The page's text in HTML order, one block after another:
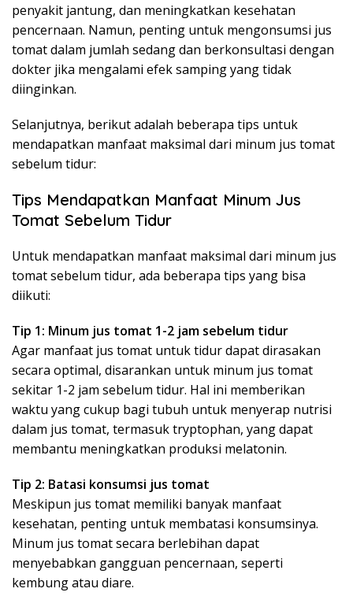
penyakit jantung, dan meningkatkan kesehatan
pencernaan. Namun, penting untuk mengonsumsi jus
tomat dalam jumlah sedang dan berkonsultasi dengan
dokter jika mengalami efek samping yang tidak
diinginkan.
Selanjutnya, berikut adalah beberapa tips untuk
mendapatkan manfaat maksimal dari minum jus tomat
sebelum tidur:
Tips Mendapatkan Manfaat Minum Jus
Tomat Sebelum Tidur
Untuk mendapatkan manfaat maksimal dari minum jus
tomat sebelum tidur, ada beberapa tips yang bisa
diikuti:
Tip 1: Minum jus tomat 1-2 jam sebelum tidur
Agar manfaat jus tomat untuk tidur dapat dirasakan
secara optimal, disarankan untuk minum jus tomat
sekitar 1-2 jam sebelum tidur. Hal ini memberikan
waktu yang cukup bagi tubuh untuk menyerap nutrisi
dalam jus tomat, termasuk tryptophan, yang dapat
membantu meningkatkan produksi melatonin.
Tip 2: Batasi konsumsi jus tomat
Meskipun jus tomat memiliki banyak manfaat
kesehatan, penting untuk membatasi konsumsinya.
Minum jus tomat secara berlebihan dapat
menyebabkan gangguan pencernaan, seperti
kembung atau diare.